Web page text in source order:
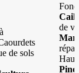
de sols
de